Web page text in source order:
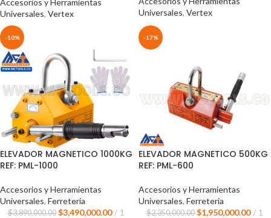
Universales, Vertex
Universales, Vertex
-10%
ELEVADOR MAGNETICO 1000KG
REF: PML-1000
Accesorios y Herramientas
Universales, Ferreteria
$3,890,000.00 $3,490,000.00 1
-17%
ELEVADOR MAGNETICO 500KG
REF: PML-600
Accesorios y Herramientas
Universales, Ferreteria
$2,350,000.00 $1,950,000.00 1